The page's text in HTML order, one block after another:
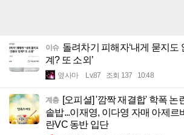
이슈 돌려차기 피해자‘내게 묻지도
계? 또 소외’
옆사마 Lv.87 조회 137 10:48
계층 [오피셜] '깜짝 재결합' 학폭 논
솥밥...이재영, 이다영 자매 아제르
란VC 동반 입단